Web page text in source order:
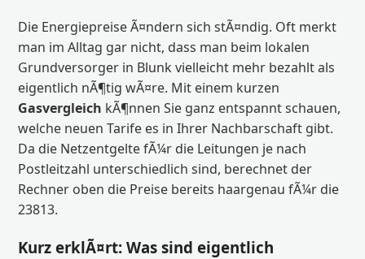
Die Energiepreise Ã¤ndern sich stÃ¤ndig. Oft merkt
man im Alltag gar nicht, dass man beim lokalen
Grundversorger in Blunk vielleicht mehr bezahlt als
eigentlich nÃ¶tig wÃ¤re. Mit einem kurzen
Gasvergleich kÃ¶nnen Sie ganz entspannt schauen,
welche neuen Tarife es in Ihrer Nachbarschaft gibt.
Da die Netzentgelte fÃ¼r die Leitungen je nach
Postleitzahl unterschiedlich sind, berechnet der
Rechner oben die Preise bereits haargenau fÃ¼r die
23813.
Kurz erklÃ¤rt: Was sind eigentlich